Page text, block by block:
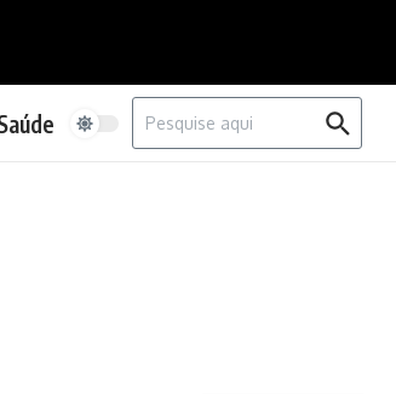
Procurar por: